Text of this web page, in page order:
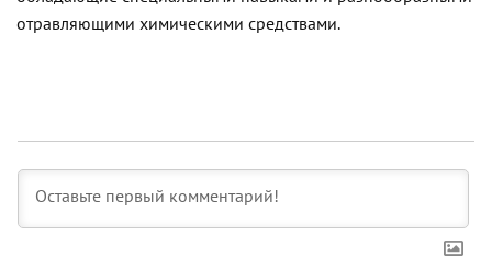
отравляющими химическими средствами.